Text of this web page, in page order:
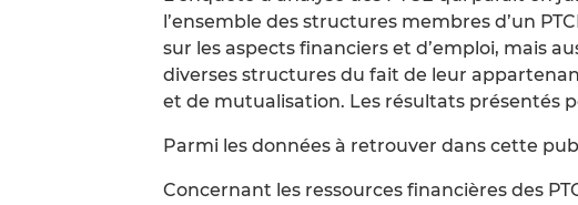
l’ensemble des structures membres d’un
sur les aspects financiers et d’emploi, mais
diverses structures du fait de leur
et de mutualisation. Les résultats présentés
Parmi les données à retrouver dans cette
Concernant les ressources financières des